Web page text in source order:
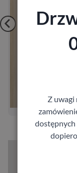
Z uwagi
dostępnych